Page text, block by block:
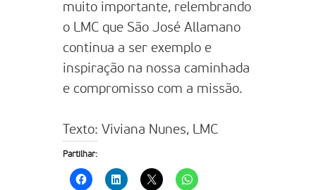
muito importante, relembrando
o LMC que São José Allamano
continua a ser exemplo e
inspiração na nossa caminhada
e compromisso com a missão.
Texto: Viviana Nunes, LMC
Partilhar: